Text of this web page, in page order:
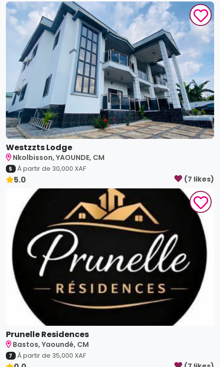
Westzzts Lodge
Nkolbisson, YAOUNDE, CM
5 À partir de 30,000 XAF
5.0 (7 likes)
Prunelle Residences
Bastos, Yaoundé, CM
7 À partir de 35,000 XAF